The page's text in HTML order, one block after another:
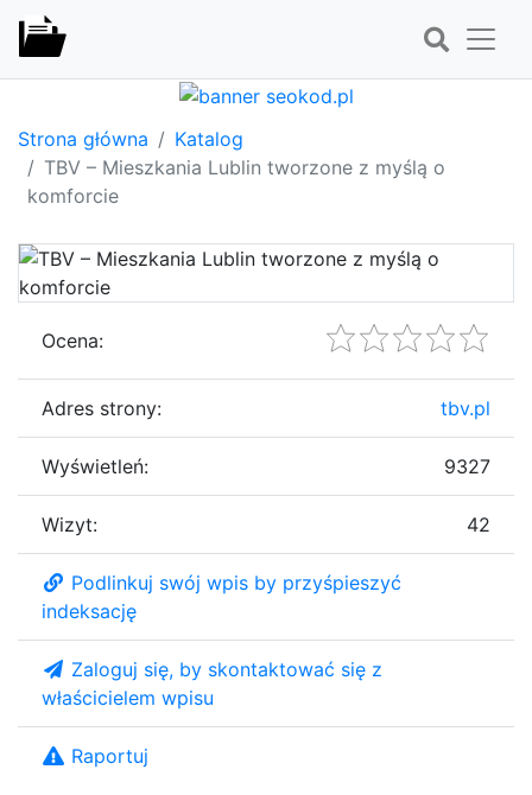
Strona główna
Katalog
TBV – Mieszkania Lublin tworzone z myślą o
komforcie
Ocena:
Adres strony: tbv.pl
Wyświetleń: 9327
Wizyt: 42
Podlinkuj swój wpis by przyśpieszyć
indeksację
Zaloguj się, by skontaktować się z
właścicielem wpisu
Raportuj